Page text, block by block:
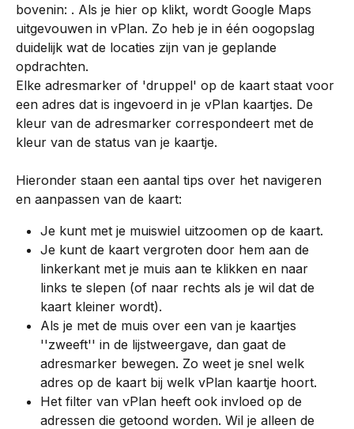
bovenin: . Als je hier op klikt, wordt Google Maps
uitgevouwen in vPlan. Zo heb je in één oogopslag
duidelijk wat de locaties zijn van je geplande
opdrachten.
Elke adresmarker of 'druppel' op de kaart staat voor
een adres dat is ingevoerd in je vPlan kaartjes. De
kleur van de adresmarker correspondeert met de
kleur van de status van je kaartje.
Hieronder staan een aantal tips over het navigeren
en aanpassen van de kaart:
Je kunt met je muiswiel uitzoomen op de kaart.
Je kunt de kaart vergroten door hem aan de
linkerkant met je muis aan te klikken en naar
links te slepen (of naar rechts als je wil dat de
kaart kleiner wordt).
Als je met de muis over een van je kaartjes
''zweeft'' in de lijstweergave, dan gaat de
adresmarker bewegen. Zo weet je snel welk
adres op de kaart bij welk vPlan kaartje hoort.
Het filter van vPlan heeft ook invloed op de
adressen die getoond worden. Wil je alleen de